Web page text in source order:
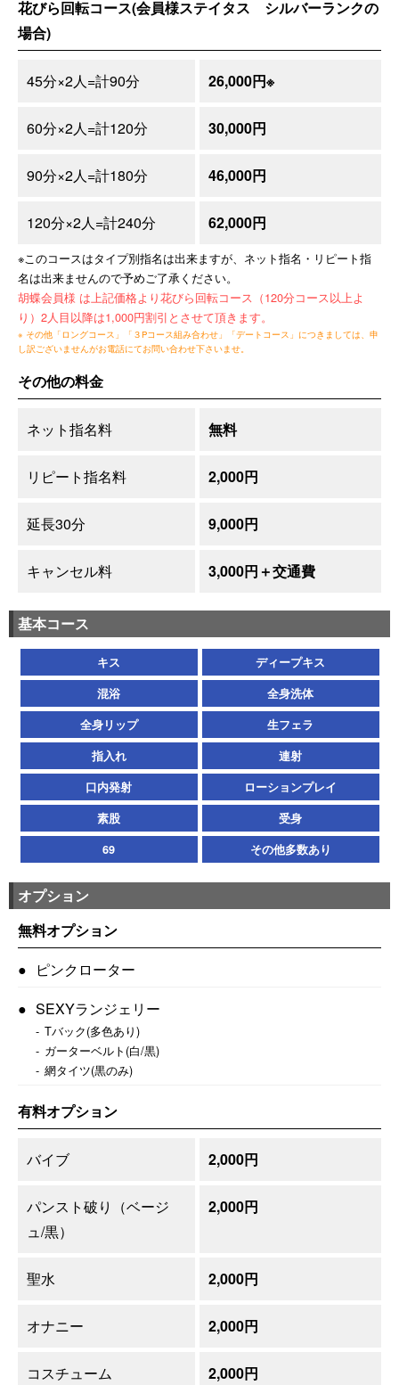
花びら回転コース(会員様ステイタス シルバーランクの
場合)
45分×2人=計90分 26,000円※
60分×2人=計120分 30,000円
90分×2人=計180分 46,000円
120分×2人=計240分 62,000円
※このコースはタイプ別指名は出来ますが、ネット指名・リピート指
名は出来ませんので予めご了承ください。
胡蝶会員様 は上記価格より花びら回転コース（120分コース以上よ
り）2人目以降は1,000円割引とさせて頂きます。
※ その他「ロングコース」「３Pコース組み合わせ」「デートコース」につきましては、申
し訳ございませんがお電話にてお問い合わせ下さいませ。
その他の料金
ネット指名料 無料
リピート指名料 2,000円
延長30分 9,000円
キャンセル料 3,000円＋交通費
基本コース
キス
ディープキス
混浴
全身洗体
全身リップ
生フェラ
指入れ
連射
口内発射
ローションプレイ
素股
受身
69
その他多数あり
オプション
無料オプション
ピンクローター
SEXYランジェリー
Tバック(多色あり)
ガーターベルト(白/黒)
網タイツ(黒のみ)
有料オプション
バイブ 2,000円
パンスト破り（ベージ
ュ/黒）
2,000円
聖水 2,000円
オナニー 2,000円
コスチューム 2,000円